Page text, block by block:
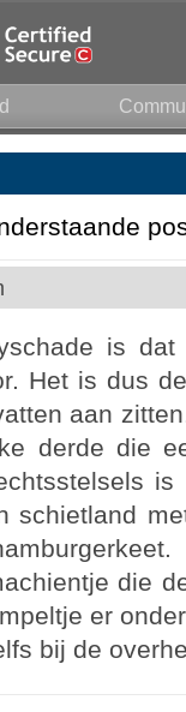
is
Het is dus
aan
derde die
schietland
die
er
bij de